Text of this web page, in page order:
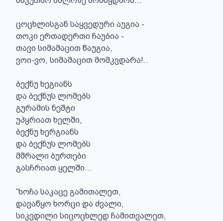
ცოცხლისგან საყვედური აუგია -
თოკი ერთადერთი ჩაუბია -
თავი სიმამაცით წაუგია,
ვოი-ვო, სიმამაცით მომკვდარა!..
ბექნუ ხეგიანს
და ბექნუს ლომებს
გურამის ნეშტი
უპყრიათ ხელში,
ბექნუ ხერგიანს
და ბექნუს ლომებს
მშრალი ბურთები
გასჩრიათ ყელში...
”ხოჩა საკაცე გამითალეთ,
დავაწყო ხორცი და ძვალი,
სიკვდილი სიცოცხლედ ჩამითვალეთ,